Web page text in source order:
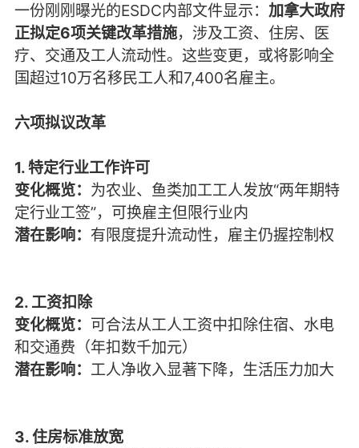
一份刚刚曝光的ESDC内部文件显示： 加拿大政府
正拟定6项关键改革措施，涉及工资、住房、医
疗、交通及工人流动性。这些变更，或将影响全
国超过10万名移民工人和7,400名雇主。
六项拟议改革
1. 特定行业工作许可
变化概览： 为农业、鱼类加工工人发放“两年期特
定行业工签”，可换雇主但限行业内
潜在影响： 有限度提升流动性，雇主仍握控制权
2. 工资扣除
变化概览： 可合法从工人工资中扣除住宿、水电
和交通费（年扣数千加元）
潜在影响： 工人净收入显著下降，生活压力加大
3. 住房标准放宽